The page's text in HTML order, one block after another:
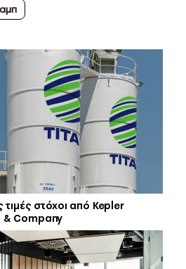
στόχοι από Kepler
& Company